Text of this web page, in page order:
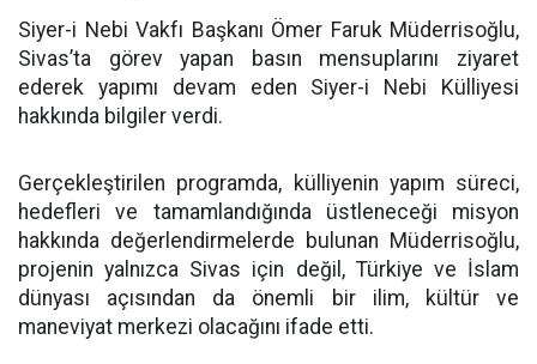
Siyer-i Nebi Vakfı Başkanı Ömer Faruk Müderrisoğlu,
Sivas’ta görev yapan basın mensuplarını ziyaret
ederek yapımı devam eden Siyer-i Nebi Külliyesi
hakkında bilgiler verdi.
Gerçekleştirilen programda, külliyenin yapım süreci,
hedefleri ve tamamlandığında üstleneceği misyon
hakkında değerlendirmelerde bulunan Müderrisoğlu,
projenin yalnızca Sivas için değil, Türkiye ve İslam
dünyası açısından da önemli bir ilim, kültür ve
maneviyat merkezi olacağını ifade etti.